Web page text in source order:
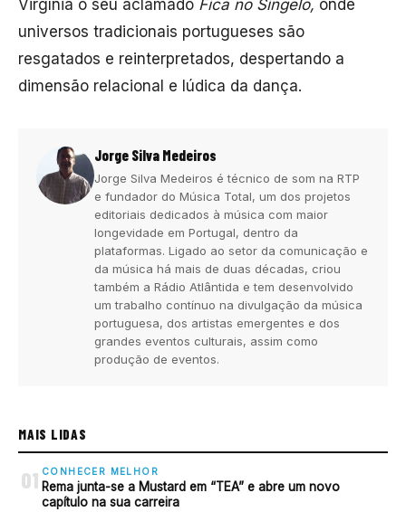
Virgínia o seu aclamado Fica no Singelo, onde
universos tradicionais portugueses são
resgatados e reinterpretados, despertando a
dimensão relacional e lúdica da dança.
Jorge Silva Medeiros
Jorge Silva Medeiros é técnico de som na RTP
e fundador do Música Total, um dos projetos
editoriais dedicados à música com maior
longevidade em Portugal, dentro da
plataformas. Ligado ao setor da comunicação e
da música há mais de duas décadas, criou
também a Rádio Atlântida e tem desenvolvido
um trabalho contínuo na divulgação da música
portuguesa, dos artistas emergentes e dos
grandes eventos culturais, assim como
produção de eventos.
MAIS LIDAS
01 CONHECER MELHOR
Rema junta-se a Mustard em “TEA” e abre um novo
capítulo na sua carreira